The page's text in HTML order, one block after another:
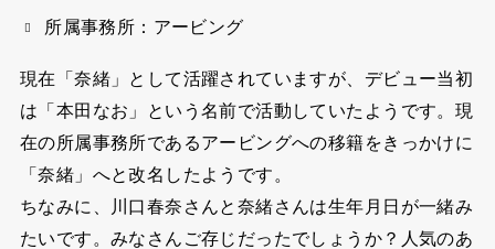
所属事務所：アービング
現在「奈緒」として活躍されていますが、デビュー当初
は「本田なお」という名前で活動していたようです。現
在の所属事務所であるアービングへの移籍をきっかけに
「奈緒」へと改名したようです。
ちなみに、川口春奈さんと奈緒さんは生年月日が一緒み
たいです。みなさんご存じだったでしょうか？人気のあ